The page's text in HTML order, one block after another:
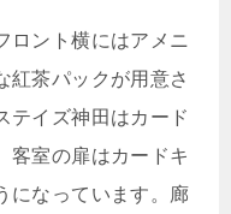
ロント横にはアメニ
紅茶パックが用意さ
テイズ神田はカード
客室の扉はカードキ
になっています。廊